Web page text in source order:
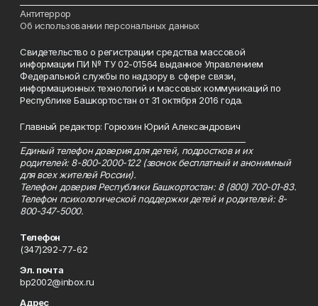
Антитеррор
Об использовании персональных данных
Свидетельство о регистрации средства массовой
информации ПИ № ТУ 02-01564 выданное Управлением
Федеральной службы по надзору в сфере связи,
информационных технологий и массовых коммуникаций по
Республике Башкортостан от 31 октября 2016 года.
Главный редактор: Горюхин Юрий Александрович
Единый телефон доверия для детей, подростков и их
родителей: 8-800-2000-122 (звонок бесплатный и анонимный
для всех жителей России).
Телефон доверия Республики Башкортостан: 8 (800) 700-01-83.
Телефон психологической поддержки детей и родителей: 8-
800-347-5000.
Телефон
(347)292-77-62
Эл. почта
bp2002@inbox.ru
Адрес